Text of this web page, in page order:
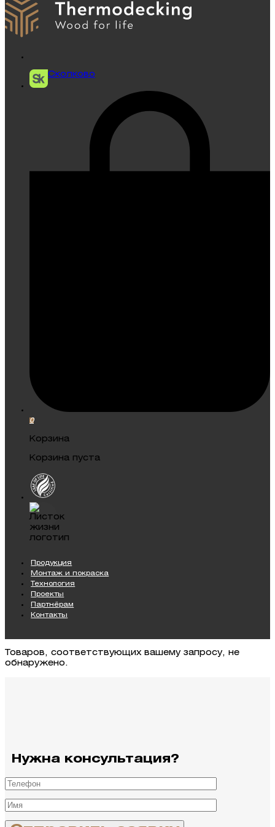
Сколково
0
Корзина
Корзина пуста
Продукция
Монтаж и покраска
Технология
Проекты
Партнёрам
Контакты
Товаров, соответствующих вашему запросу, не
обнаружено.
Нужна консультация?